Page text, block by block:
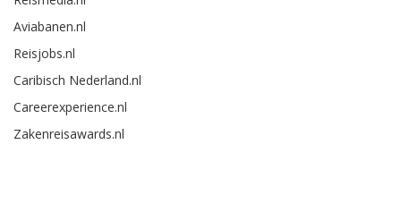
Aviabanen.nl
Reisjobs.nl
Caribisch Nederland.nl
Careerexperience.nl
Zakenreisawards.nl